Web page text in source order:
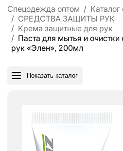
Спецодежда оптом
СРЕДСТВА ЗАЩИТЫ РУК
Крема защитные для рук
Паста для мытья и очистки
рук «Элен», 200мл
Показать каталог